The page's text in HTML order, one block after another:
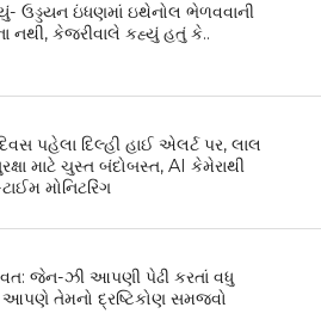
ઉડ્ડયન ઇંધણમાં ઇથેનોલ ભેળવવાની
નથી, કેજરીવાલે કહ્યું હતું કે..
પહેલા દિલ્હી હાઈ એલર્ટ પર, લાલ
માટે ચુસ્ત બંદોબસ્ત, AI કેમેરાથી
મોનિટરિંગ
જેન-ઝી આપણી પેઢી કરતાં વધુ
આપણે તેમનો દ્રષ્ટિકોણ સમજવો